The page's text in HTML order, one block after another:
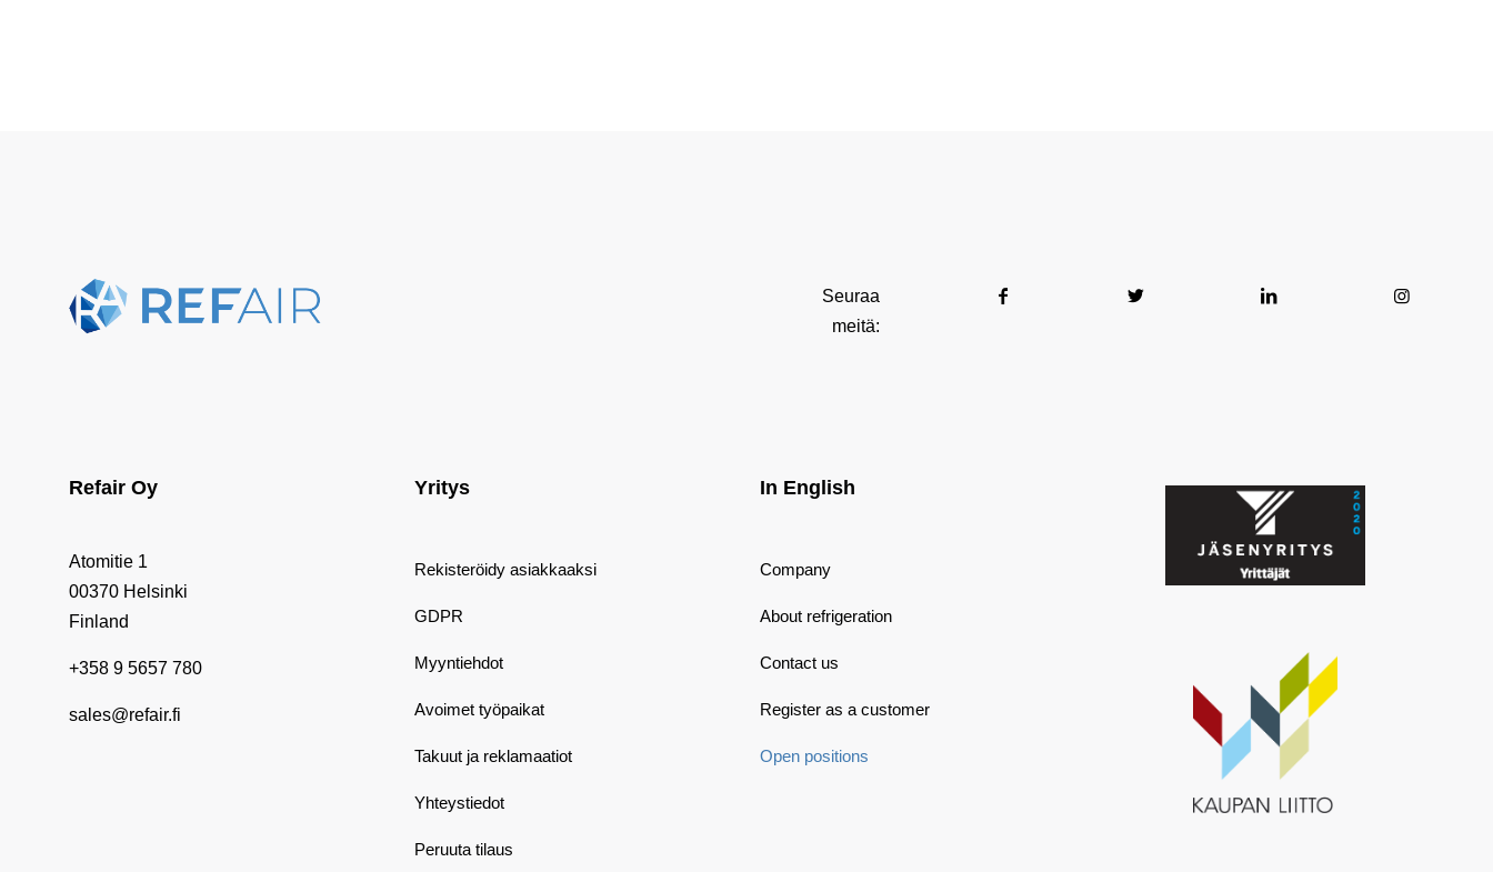
Seuraa
meitä:
Refair Oy
Atomitie 1
00370 Helsinki
Finland
+358 9 5657 780
sales@refair.fi
Yritys
Rekisteröidy asiakkaaksi
GDPR
Myyntiehdot
Avoimet työpaikat
Takuut ja reklamaatiot
Yhteystiedot
Peruuta tilaus
In English
Company
About refrigeration
Contact us
Register as a customer
Open positions